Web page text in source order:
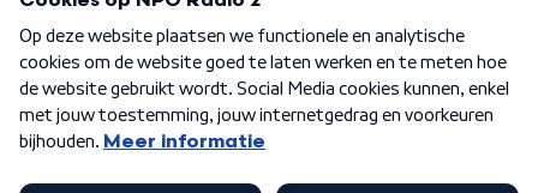
Algemene voorwaarden